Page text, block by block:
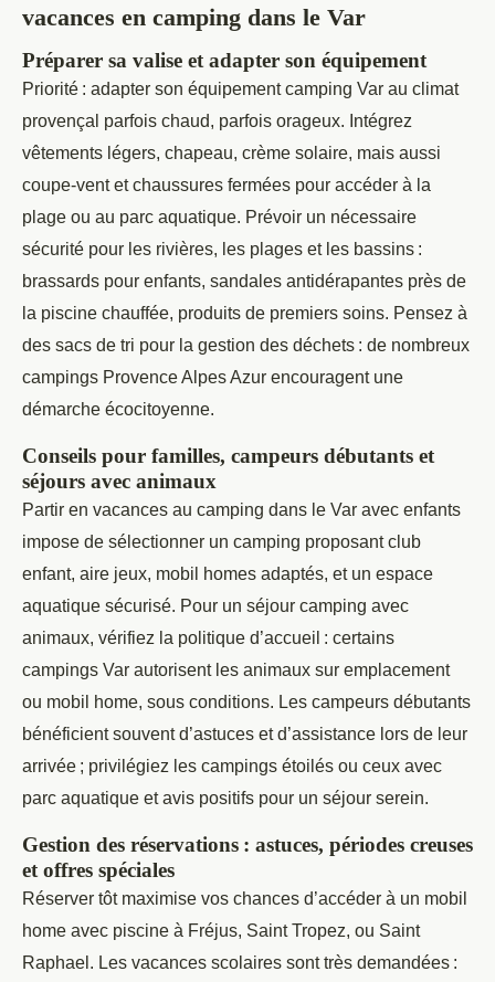
vacances en camping dans le Var
Préparer sa valise et adapter son équipement
Priorité : adapter son équipement camping Var au climat
provençal parfois chaud, parfois orageux. Intégrez
vêtements légers, chapeau, crème solaire, mais aussi
coupe-vent et chaussures fermées pour accéder à la
plage ou au parc aquatique. Prévoir un nécessaire
sécurité pour les rivières, les plages et les bassins :
brassards pour enfants, sandales antidérapantes près de
la piscine chauffée, produits de premiers soins. Pensez à
des sacs de tri pour la gestion des déchets : de nombreux
campings Provence Alpes Azur encouragent une
démarche écocitoyenne.
Conseils pour familles, campeurs débutants et
séjours avec animaux
Partir en vacances au camping dans le Var avec enfants
impose de sélectionner un camping proposant club
enfant, aire jeux, mobil homes adaptés, et un espace
aquatique sécurisé. Pour un séjour camping avec
animaux, vérifiez la politique d’accueil : certains
campings Var autorisent les animaux sur emplacement
ou mobil home, sous conditions. Les campeurs débutants
bénéficient souvent d’astuces et d’assistance lors de leur
arrivée ; privilégiez les campings étoilés ou ceux avec
parc aquatique et avis positifs pour un séjour serein.
Gestion des réservations : astuces, périodes creuses
et offres spéciales
Réserver tôt maximise vos chances d’accéder à un mobil
home avec piscine à Fréjus, Saint Tropez, ou Saint
Raphael. Les vacances scolaires sont très demandées :